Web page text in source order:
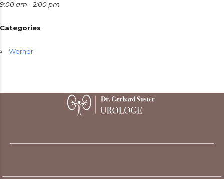
9:00 am - 2:00 pm
Categories
Werner